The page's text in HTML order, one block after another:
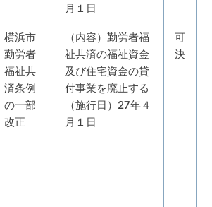
月１日
横浜市
勤労者
福祉共
済条例
の一部
改正
（内容）勤労者福
祉共済の福祉資金
及び住宅資金の貸
付事業を廃止する
（施行日）27年４
月１日
可
決